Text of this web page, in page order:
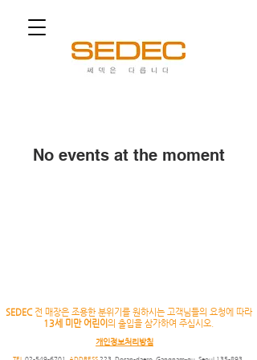
쎄덱은 다릅니다
No events at the moment
SEDEC전 매장은 조용한 분위기를 원하시는 고객님들의 요청에 따라
13세 미만 어린이 의 출입을 삼가하여 주십시오.
개인정보처리방침